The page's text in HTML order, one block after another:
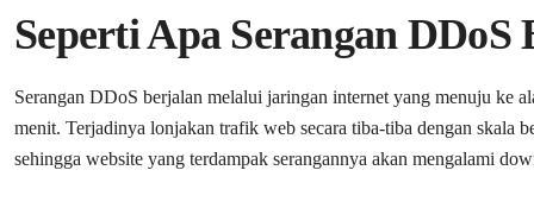
Seperti Apa Serangan DDoS
Serangan DDoS berjalan melalui jaringan internet yang menuju ke
menit. Terjadinya lonjakan trafik web secara tiba-tiba dengan skala
sehingga website yang terdampak serangannya akan mengalami